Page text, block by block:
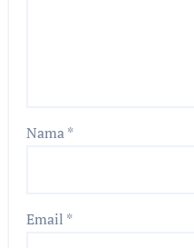
Nama*
Email *